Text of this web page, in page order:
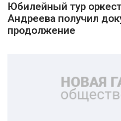
Юбилейный тур
Андреева получил
продолжение